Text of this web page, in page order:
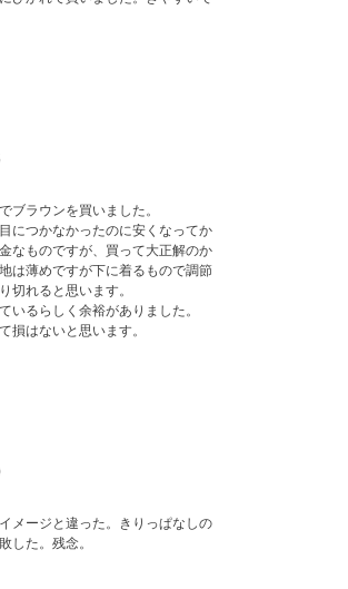
ブラウンを買いました。
につかなかったのに安くなってか
なものですが、買って大正解のか
は薄めですが下に着るもので調節
切れると思います。
いるらしく余裕がありました。
損はないと思います。
メージと違った。きりっぱなしの
した。残念。